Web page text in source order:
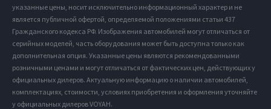
указанные цены, носит исключительно информационный характер и не
является публичной офертой, определяемой положениями статьи 437
Гражданского кодекса РФ. Изображения автомобилей могут отличаться от
серийных моделей, часть оборудования может быть доступна только как
дополнительная опция. Указанные цены являются рекомендованными
розничными ценами и могут отличаться от фактических цен, действующих у
официальных дилеров. Актуальную информацию о наличии автомобилей,
комплектациях, стоимости, условиях приобретения и оформления уточняйте
у официальных дилеров VOYAH.